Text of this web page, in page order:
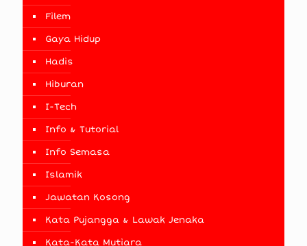
Filem
Gaya Hidup
Hadis
Hiburan
I-Tech
Info & Tutorial
Info Semasa
Islamik
Jawatan Kosong
Kata Pujangga & Lawak Jenaka
Kata-Kata Mutiara